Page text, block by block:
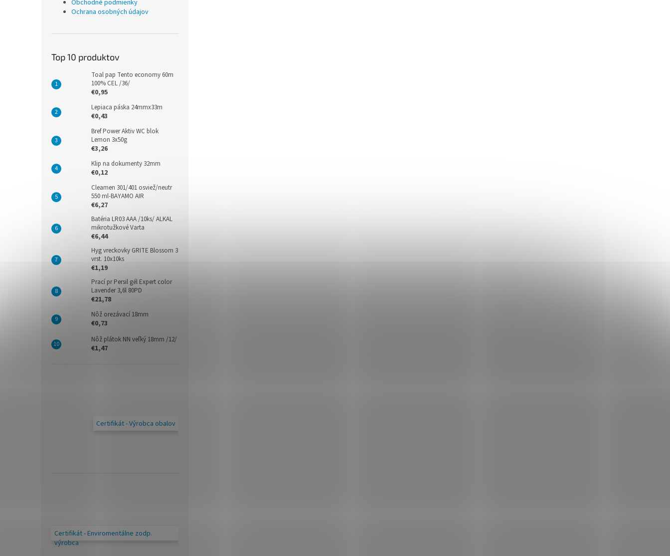
Obchodné podmienky
Ochrana osobných údajov
Top 10 produktov
Toal pap Tento economy 60m
100% CEL /36/
€0,95
Lepiaca páska 24mmx33m
€0,43
Bref Power Aktiv WC blok
Lemon 3x50g
€3,26
Klip na dokumenty 32mm
€0,12
Cleamen 301/401 osviež/neutr
550 ml-BAYAMO AIR
€6,27
Batéria LR03 AAA /10ks/ ALKAL
mikrotužkové Varta
€6,44
Hyg vreckovky GRITE Blossom 3
vrst. 10x10ks
€1,19
Prací pr Persil gél Expert color
Lavender 3,6l 80PD
€21,78
Nôž orezávací 18mm
€0,73
Nôž plátok NN veľký 18mm /12/
€1,47
Certifikát - Výrobca obalov
Certifikát - Enviromentálne zodp.
výrobca